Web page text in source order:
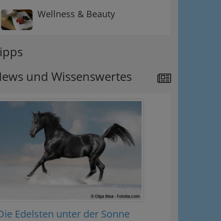
Wellness & Beauty
und Wissenswertes
Edelsten unter der Sonne